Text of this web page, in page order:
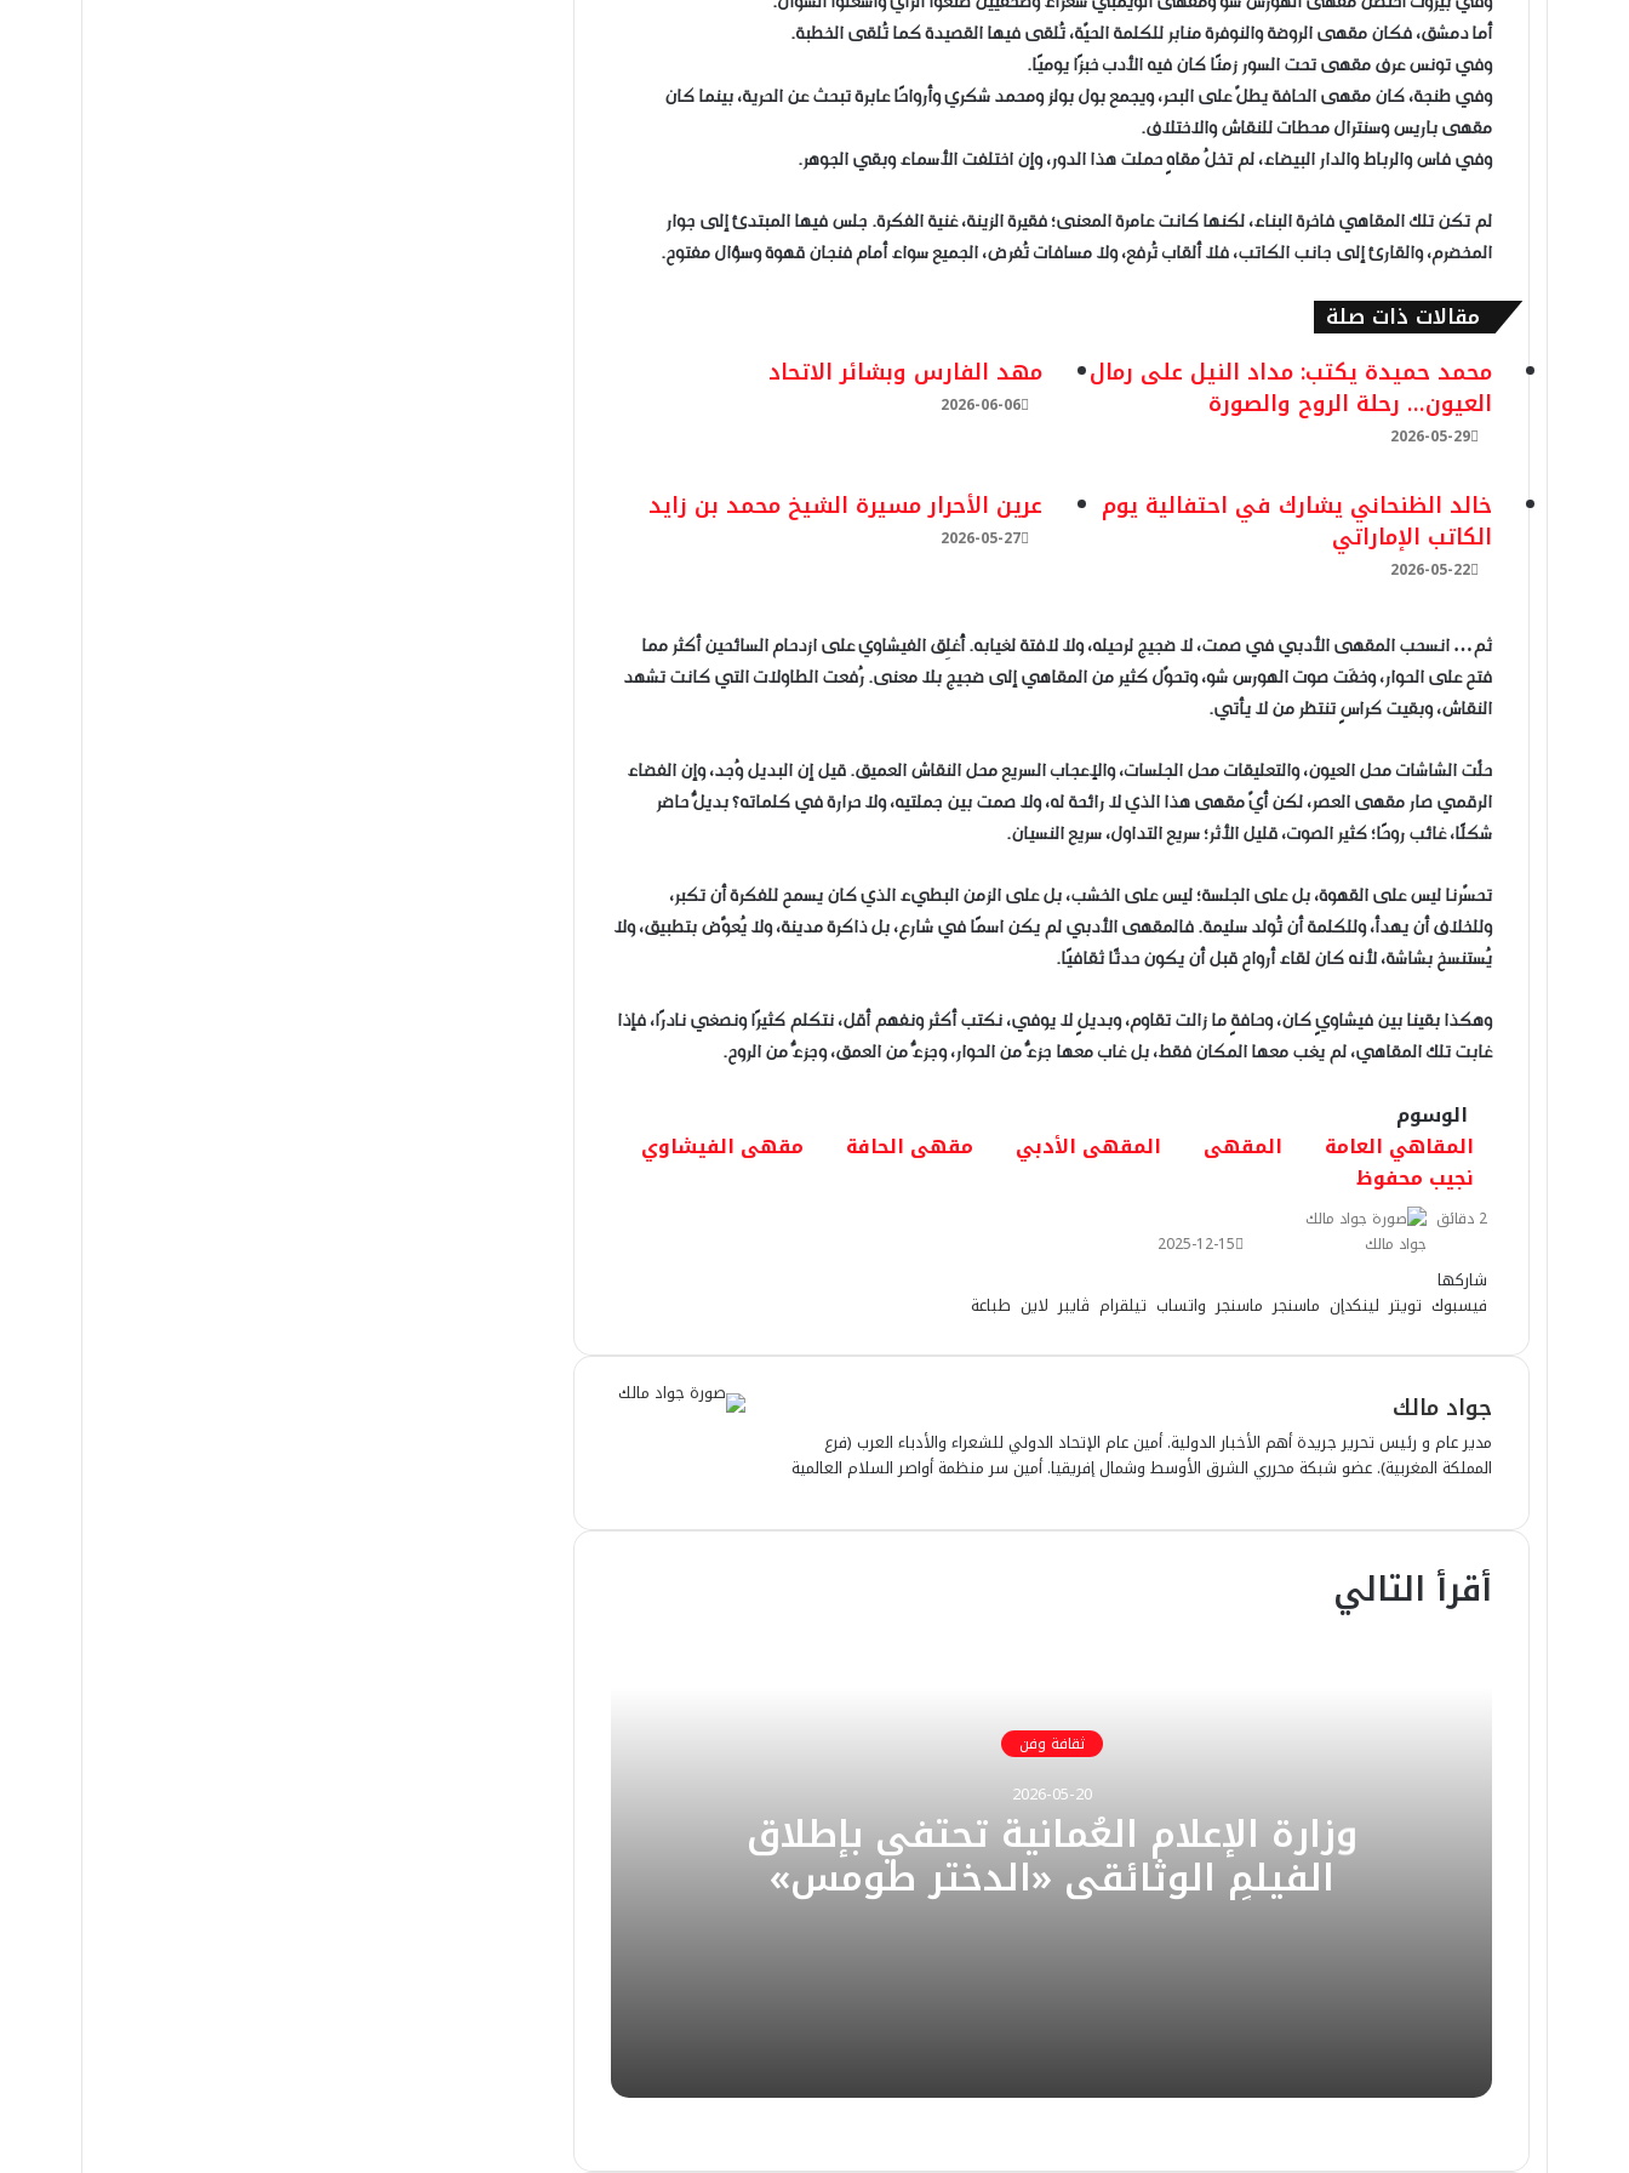
أما دمشق، فكان مقهى الروضة والنوفرة منابر للكلمة الحيّة، تُلقى فيها القصيدة كما تُلقى الخطبة.
وفي تونس عرف مقهى تحت السور زمنًا كان فيه الأدب خبزًا يوميًا.
وفي طنجة، كان مقهى الحافة يطلّ على البحر، ويجمع بول بولز ومحمد شكري وأرواحًا عابرة تبحث عن الحرية، بينما كان
مقهى باريس وسنترال محطات للنقاش والاختلاف.
وفي فاس والرباط والدار البيضاء، لم تخلُ مقاهٍ حملت هذا الدور، وإن اختلفت الأسماء وبقي الجوهر.
لم تكن تلك المقاهي فاخرة البناء، لكنها كانت عامرة المعنى؛ فقيرة الزينة، غنية الفكرة. جلس فيها المبتدئ إلى جوار
المخضرم، والقارئ إلى جانب الكاتب، فلا ألقاب تُرفع، ولا مسافات تُفرض، الجميع سواء أمام فنجان قهوة وسؤال مفتوح.
مقالات ذات صلة
مهد الفارس وبشائر الاتحاد
2026-06-06
محمد حميدة يكتب: مداد النيل على رمال
العيون… رحلة الروح والصورة
2026-05-29
​عرين الأحرار مسيرة الشيخ محمد بن زايد
2026-05-27
خالد الظنحاني يشارك في احتفالية يوم
الكاتب الإماراتي
2026-05-22
ثم… انسحب المقهى الأدبي في صمت، لا ضجيج لرحيله، ولا لافتة لغيابه. أُغلِق الفيشاوي على ازدحام السائحين أكثر مما
فتح على الحوار، وخفَت صوت الهورس شو، وتحوّل كثير من المقاهي إلى ضجيج بلا معنى. رُفعت الطاولات التي كانت تشهد
النقاش، وبقيت كراسٍ تنتظر من لا يأتي.
حلّت الشاشات محل العيون، والتعليقات محل الجلسات، والإعجاب السريع محل النقاش العميق. قيل إن البديل وُجد، وإن الفضاء
الرقمي صار مقهى العصر، لكن أيّ مقهى هذا الذي لا رائحة له، ولا صمت بين جملتيه، ولا حرارة في كلماته؟ بديلٌ حاضر
شكلًا، غائب روحًا؛ كثير الصوت، قليل الأثر؛ سريع التداول، سريع النسيان.
تحسّرنا ليس على القهوة، بل على الجلسة؛ ليس على الخشب، بل على الزمن البطيء الذي كان يسمح للفكرة أن تكبر،
وللخلاف أن يهدأ، وللكلمة أن تُولد سليمة. فالمقهى الأدبي لم يكن اسمًا في شارع، بل ذاكرة مدينة، ولا يُعوَّض بتطبيق، ولا
يُستنسخ بشاشة، لأنه كان لقاء أرواح قبل أن يكون حدثًا ثقافيًا.
وهكذا بقينا بين فيشاويٍ كان، وحافةٍ ما زالت تقاوم، وبديلٍ لا يوفي، نكتب أكثر ونفهم أقل، نتكلم كثيرًا ونصغي نادرًا، فإذا
غابت تلك المقاهي، لم يغب معها المكان فقط، بل غاب معها جزءٌ من الحوار، وجزءٌ من العمق، وجزءٌ من الروح.
الوسوم
المقاهي العامة
المقهى المقهى الأدبي مقهى الحافة
مقهى الفيشاوي
نجيب محفوظ
جواد مالك 2025-12-15
2 دقائق
شاركها
فيسبوك تويتر لينكدإن ماسنجر ماسنجر واتساب تيلقرام ڤايبر لاين طباعة
جواد مالك
مدير عام و رئيس تحرير جريدة أهم الأخبار الدولية. أمين عام الإتحاد الدولي للشعراء والأدباء العرب (فرع
المملكة المغربية). عضو شبكة محرري الشرق الأوسط وشمال إفريقيا. أمين سر منظمة أواصر السلام العالمية
أقرأ التالي
ثقافة وفن
2026-05-20
وزارة الإعلام العُمانية تحتفي بإطلاق
الفيلم الوثائقي «الدختر طومس»
توثيقًا لمسيرة طبيب كرس حياته